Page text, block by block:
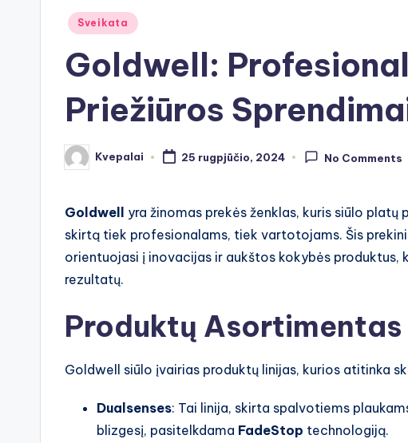
Posted
Sveikata
Goldwell:
Priežiūros
Posted
by
Kvepalai 25 rugpjūčio, 2024 No Comments
Goldwell yra žinomas prekės ženklas, kuris siūlo
skirtą tiek profesionalams, tiek vartotojams. Šis
orientuojasi į inovacijas ir aukštos kokybės produktus,
rezultatų.
Produktų Asortimentas
Goldwell siūlo įvairias produktų linijas, kurios atitinka
Dualsenses: Tai linija, skirta spalvotiems
blizgesį, pasitelkdama FadeStop technologiją.